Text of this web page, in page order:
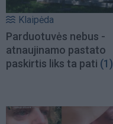
Klaipėda
Parduotuvės nebus -
atnaujinamo pastato
paskirtis liks ta pati (1)